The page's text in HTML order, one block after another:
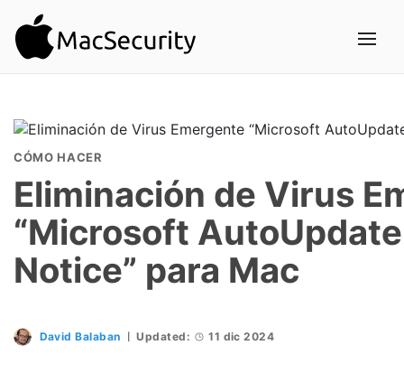
CÓMO HACER
Eliminación de Virus
“Microsoft
Notice” para Mac
David Balaban Updated: 11 dic 2024